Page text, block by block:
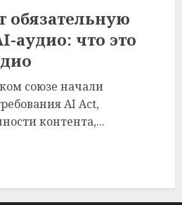
обязательную
аудио: что это
союзе начали
AI Act,
контента,...